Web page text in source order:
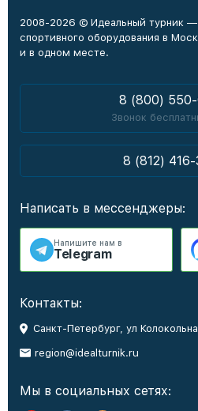
2008-2026 © Идеальный турник —
спортивного оборудования в
и в одном месте.
8 (800)
Звонок
8 (812)
Написать в мессенджеры:
Напишите нам в
Telegram
Контакты:
Санкт-Петербург, ул
region@idealturnik.ru
Мы в социальных сетях: